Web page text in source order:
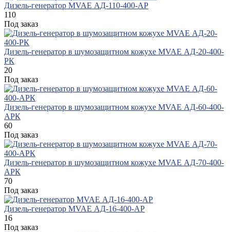
Дизель-генератор MVAE АД-110-400-АР
110
Под заказ
Дизель-генератор в шумозащитном кожухе MVAE АД-20-400-
РК
20
Под заказ
Дизель-генератор в шумозащитном кожухе MVAE АД-60-400-
АРК
60
Под заказ
Дизель-генератор в шумозащитном кожухе MVAE АД-70-400-
АРК
70
Под заказ
Дизель-генератор MVAE АД-16-400-АР
16
Под заказ